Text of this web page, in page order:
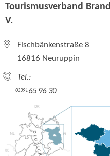
Tourismusverband
V.
Fischbänkenstraße 8
16816 Neuruppin
Tel.:
0339165 96 30